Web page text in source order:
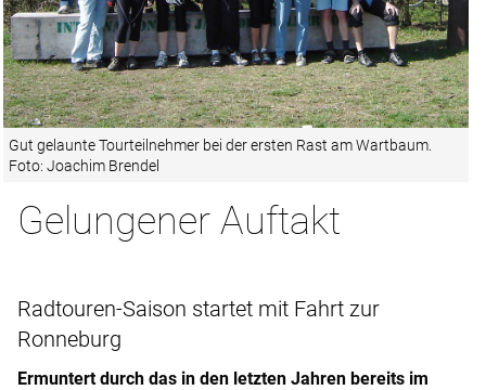
Gut gelaunte Tourteilnehmer bei der ersten Rast am Wartbaum.
Foto: Joachim Brendel
Gelungener Auftakt
Radtouren-Saison startet mit Fahrt zur
Ronneburg
Ermuntert durch das in den letzten Jahren bereits im